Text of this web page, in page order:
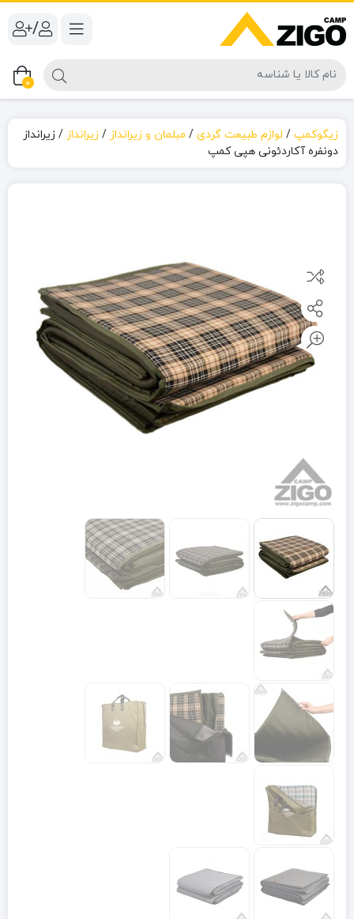
/
0
زیگوکمپ / لوازم طبیعت گردی / مبلمان و زیرانداز / زیرانداز / زیرانداز
دونفره آکاردئونی هپی کمپ